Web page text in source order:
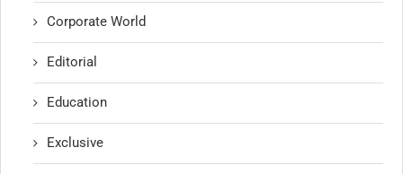
Corporate World
Editorial
Education
Exclusive